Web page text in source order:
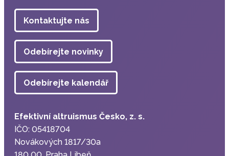
Kontaktujte nás
Odebírejte novinky
Odebírejte kalendář
Efektivní altruismus Česko, z. s.
IČO: 05418704
Novákových 1817/30a